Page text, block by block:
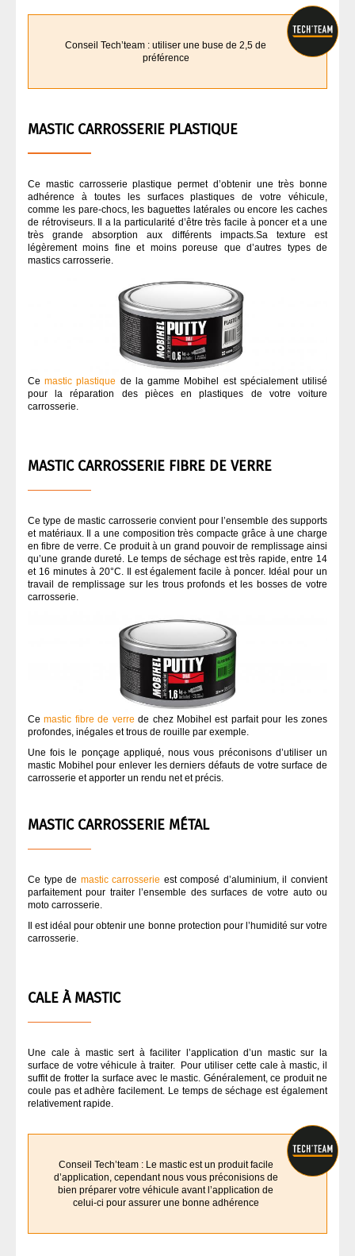
Conseil Tech’team : utiliser une buse de 2,5 de
préférence
MASTIC CARROSSERIE PLASTIQUE
Ce mastic carrosserie plastique permet d’obtenir une très bonne
adhérence à toutes les surfaces plastiques de votre véhicule,
comme les pare-chocs, les baguettes latérales ou encore les caches
de rétroviseurs. Il a la particularité d’être très facile à poncer et a une
très grande absorption aux différents impacts.Sa texture est
légèrement moins fine et moins poreuse que d’autres types de
mastics carrosserie.
Cemastic plastique de la gamme Mobihel est spécialement utilisé
pour la réparation des pièces en plastiques de votre voiture
carrosserie.
MASTIC CARROSSERIE FIBRE DE VERRE
Ce type de mastic carrosserie convient pour l’ensemble des supports
et matériaux. Il a une composition très compacte grâce à une charge
en fibre de verre. Ce produit à un grand pouvoir de remplissage ainsi
qu’une grande dureté. Le temps de séchage est très rapide, entre 14
et 16 minutes à 20°C. Il est également facile à poncer. Idéal pour un
travail de remplissage sur les trous profonds et les bosses de votre
carrosserie.
Cemastic fibre de verre de chez Mobihel est parfait pour les zones
profondes, inégales et trous de rouille par exemple.
Une fois le ponçage appliqué, nous vous préconisons d’utiliser un
mastic Mobihel pour enlever les derniers défauts de votre surface de
carrosserie et apporter un rendu net et précis.
MASTIC CARROSSERIE MÉTAL
Ce type de masticcarrosserie est composé d’aluminium, il convient
parfaitement pour traiter l’ensemble des surfaces de votre auto ou
moto carrosserie.
Il est idéal pour obtenir une bonne protection pour l’humidité sur votre
carrosserie.
CALE À MASTIC
Une cale à mastic sert à faciliter l’application d’un mastic sur la
surface de votre véhicule à traiter. Pour utiliser cette cale à mastic, il
suffit de frotter la surface avec le mastic. Généralement, ce produit ne
coule pas et adhère facilement. Le temps de séchage est également
relativement rapide.
Conseil Tech’team : Le mastic est un produit facile
d’application, cependant nous vous préconisions de
bien préparer votre véhicule avant l’application de
celui-ci pour assurer une bonne adhérence